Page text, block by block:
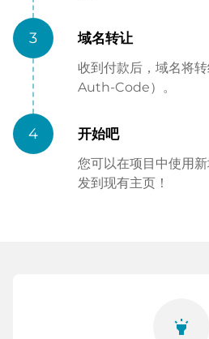
3 域名转让
收到付款后，域名将
Auth-Code）。
4 开始吧
您可以在项目中使用
发到现有主页！
highlight